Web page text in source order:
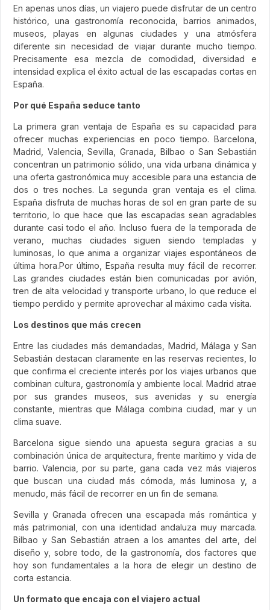
En apenas unos días, un viajero puede disfrutar de un centro
histórico, una gastronomía reconocida, barrios animados,
museos, playas en algunas ciudades y una atmósfera
diferente sin necesidad de viajar durante mucho tiempo.
Precisamente esa mezcla de comodidad, diversidad e
intensidad explica el éxito actual de las escapadas cortas en
España.
Por qué España seduce tanto
La primera gran ventaja de España es su capacidad para
ofrecer muchas experiencias en poco tiempo. Barcelona,
Madrid, Valencia, Sevilla, Granada, Bilbao o San Sebastián
concentran un patrimonio sólido, una vida urbana dinámica y
una oferta gastronómica muy accesible para una estancia de
dos o tres noches. La segunda gran ventaja es el clima.
España disfruta de muchas horas de sol en gran parte de su
territorio, lo que hace que las escapadas sean agradables
durante casi todo el año. Incluso fuera de la temporada de
verano, muchas ciudades siguen siendo templadas y
luminosas, lo que anima a organizar viajes espontáneos de
última hora.Por último, España resulta muy fácil de recorrer.
Las grandes ciudades están bien comunicadas por avión,
tren de alta velocidad y transporte urbano, lo que reduce el
tiempo perdido y permite aprovechar al máximo cada visita.
Los destinos que más crecen
Entre las ciudades más demandadas, Madrid, Málaga y San
Sebastián destacan claramente en las reservas recientes, lo
que confirma el creciente interés por los viajes urbanos que
combinan cultura, gastronomía y ambiente local. Madrid atrae
por sus grandes museos, sus avenidas y su energía
constante, mientras que Málaga combina ciudad, mar y un
clima suave.
Barcelona sigue siendo una apuesta segura gracias a su
combinación única de arquitectura, frente marítimo y vida de
barrio. Valencia, por su parte, gana cada vez más viajeros
que buscan una ciudad más cómoda, más luminosa y, a
menudo, más fácil de recorrer en un fin de semana.
Sevilla y Granada ofrecen una escapada más romántica y
más patrimonial, con una identidad andaluza muy marcada.
Bilbao y San Sebastián atraen a los amantes del arte, del
diseño y, sobre todo, de la gastronomía, dos factores que
hoy son fundamentales a la hora de elegir un destino de
corta estancia.
Un formato que encaja con el viajero actual